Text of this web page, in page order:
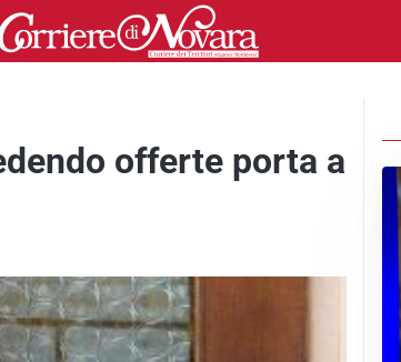
offerte porta a